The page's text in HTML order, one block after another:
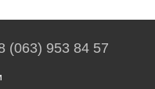
(063) 953 84 57